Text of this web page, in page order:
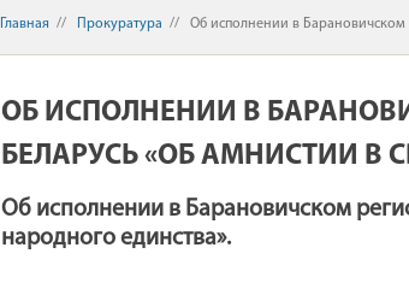
Главная // Прокуратура // Об исполнении в Барановичском
ОБ ИСПОЛНЕНИИ В
БЕЛАРУСЬ «ОБ АМНИСТИИ В
Об исполнении в Барановичском
народного единства».